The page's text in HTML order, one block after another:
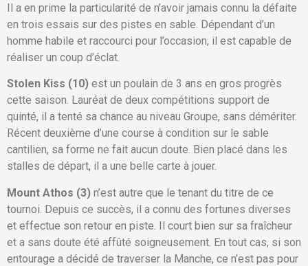
Il a en prime la particularité de n’avoir jamais connu la défaite
en trois essais sur des pistes en sable. Dépendant d’un
homme habile et raccourci pour l’occasion, il est capable de
réaliser un coup d’éclat.
Stolen Kiss (10) est un poulain de 3 ans en gros progrès
cette saison. Lauréat de deux compétitions support de
quinté, il a tenté sa chance au niveau Groupe, sans démériter.
Récent deuxième d’une course à condition sur le sable
cantilien, sa forme ne fait aucun doute. Bien placé dans les
stalles de départ, il a une belle carte à jouer.
Mount Athos (3) n’est autre que le tenant du titre de ce
tournoi. Depuis ce succès, il a connu des fortunes diverses
et effectue son retour en piste. Il court bien sur sa fraîcheur
et a sans doute été affûté soigneusement. En tout cas, si son
entourage a décidé de traverser la Manche, ce n’est pas pour